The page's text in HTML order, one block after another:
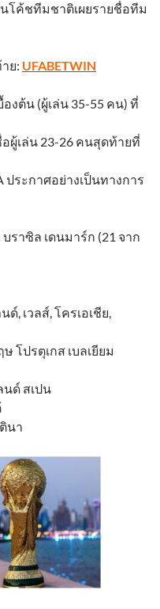
โค้ชทีมชาติเผยรายชื่อทีม
ย: UFABETWIN
งต้น (ผู้เล่น 35-55 คน) ที่
ผู้เล่น 23-26 คนสุดท้ายที่
ประกาศอย่างเป็นทางการ
าซิล เดนมาร์ก (21 จาก
, เวลส์, โครเอเชีย,
โปรตุเกส เบลเยียม
นด์ สเปน
นา